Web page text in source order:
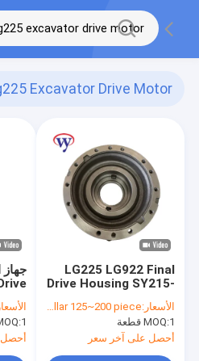
Excavator Drive Motor
122 بدون علبة التروس
1 قطعة
أحصل
LG225 LG922 Final
Drive Housing SY215-
8 Lonking 200
الأسعار:dollar 125~200 piece
MOQ:1 قطعة
أحصل على آخر سعر